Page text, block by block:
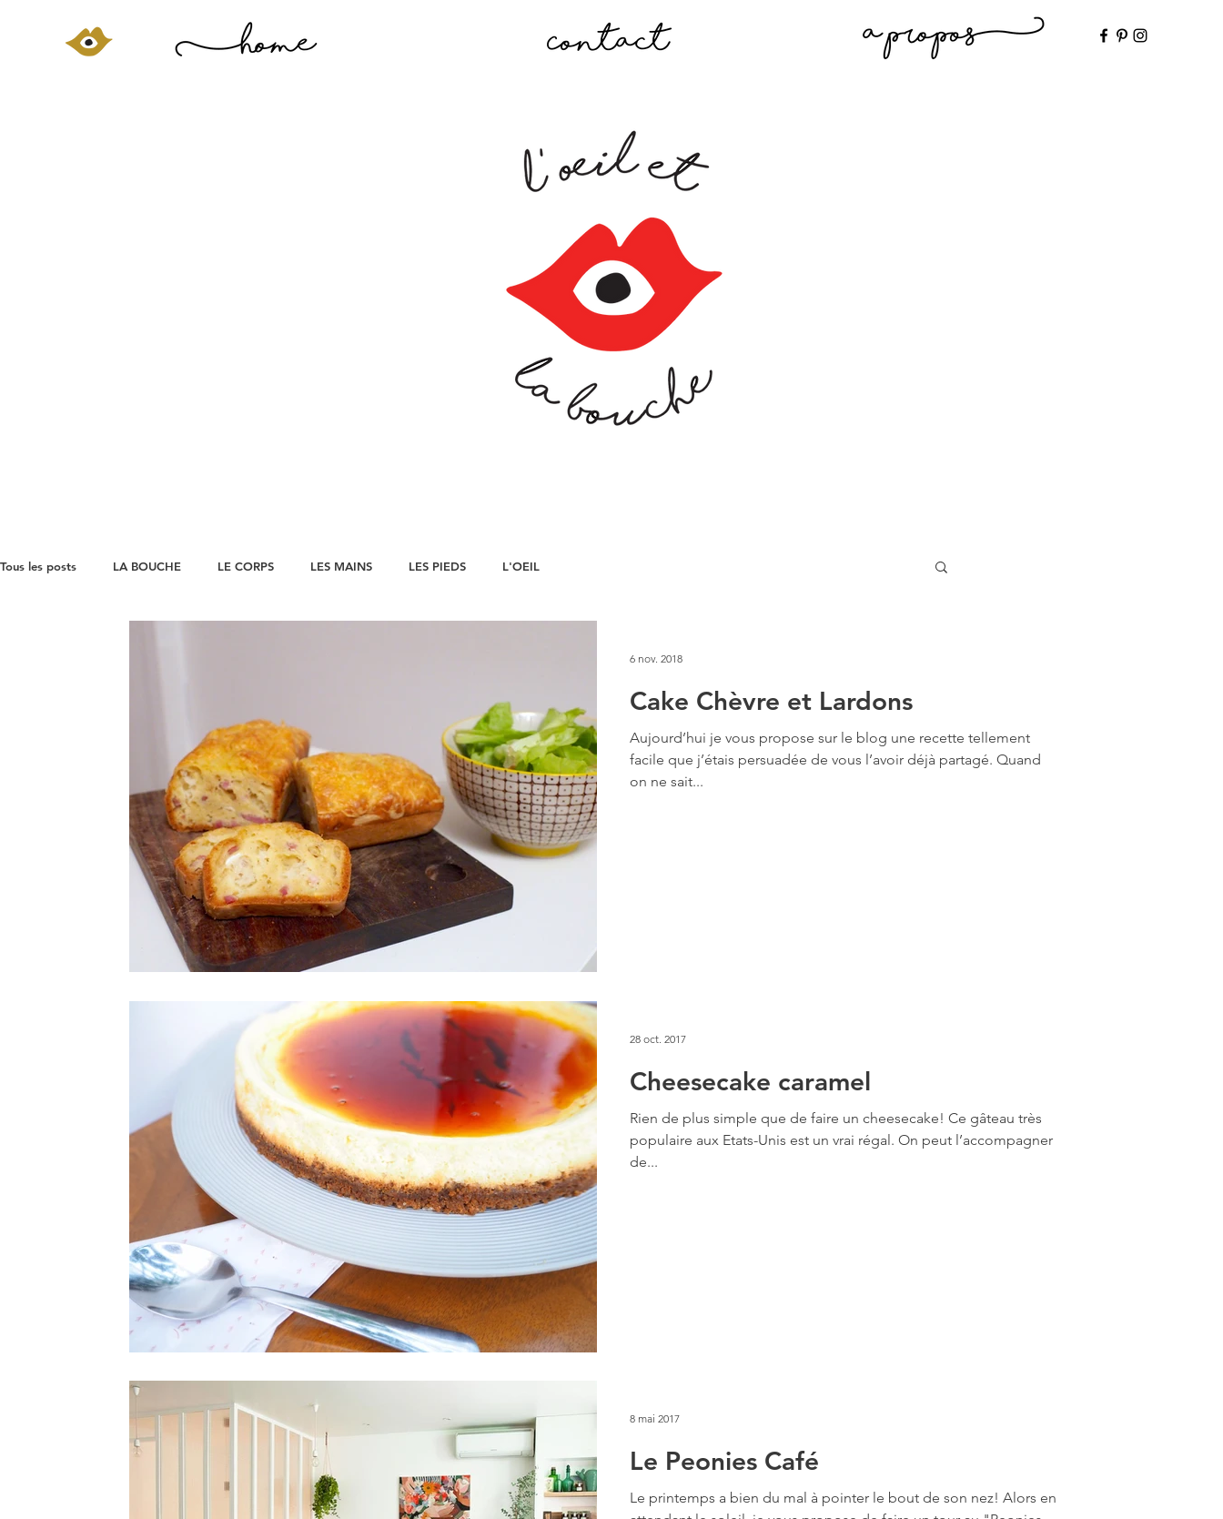
Tous les posts LA BOUCHE LE CORPS LES MAINS LES PIEDS L'OEIL
Cake Chèvre et Lardons
Aujourd’hui je vous propose sur le blog une recette tellement
facile que j’étais persuadée de vous l’avoir déjà partagé. Quand
on ne sait...
6 nov. 2018
Cheesecake caramel
Rien de plus simple que de faire un cheesecake! Ce gâteau très
populaire aux Etats-Unis est un vrai régal. On peut l’accompagner
de...
28 oct. 2017
Le Peonies Café
Le printemps a bien du mal à pointer le bout de son nez! Alors en
8 mai 2017